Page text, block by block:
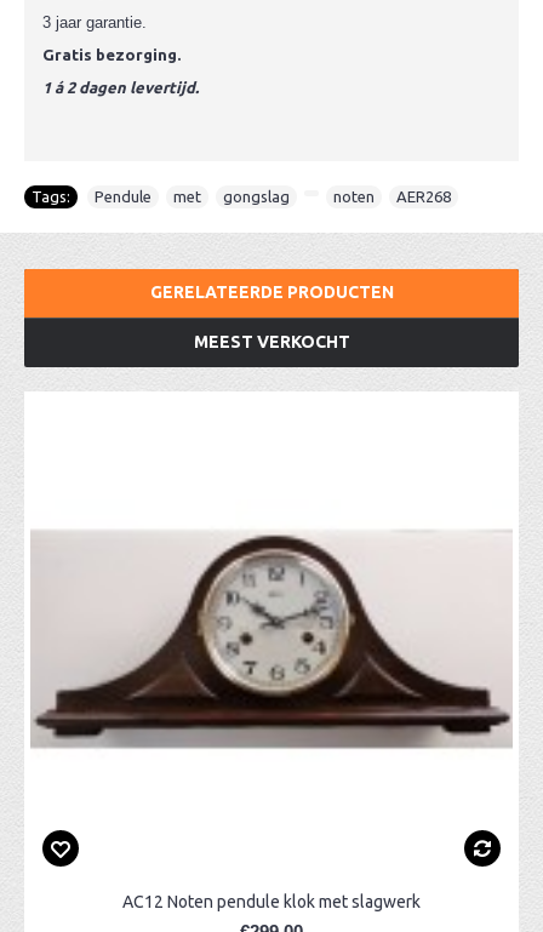
3 jaar garantie.
Gratis bezorging.
1 á 2 dagen levertijd.
Tags: Pendule met gongslag noten AER268
GERELATEERDE PRODUCTEN
MEEST VERKOCHT
AC12 Noten pendule klok met slagwerk